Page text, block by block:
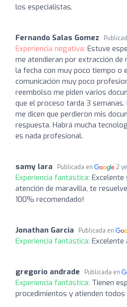
los especialistas.
Fernando Salas Gomez
Experiencia negativa: Estuve
me atendieran por extracción de
la fecha con muy poco tiempo o
comunicación muy poco
reembolso me piden varios
que el proceso tarda 3
me dicen que perdieron mis
respuesta. Habrá mucha
es nada profesional.
samy lara Publicada en 2
Experiencia fantástica: Excelente
atención de maravilla, te
100% recomendado!
Jonathan Garcia Publicada en
Experiencia fantástica: Excelente
gregorio andrade Publicada en
Experiencia fantástica: Tienen
procedimientos y atienden todos